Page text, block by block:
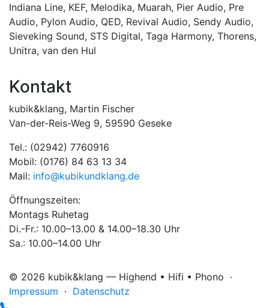
Indiana Line, KEF, Melodika, Muarah, Pier Audio, Pre
Audio, Pylon Audio, QED, Revival Audio, Sendy Audio,
Sieveking Sound, STS Digital, Taga Harmony, Thorens,
Unitra, van den Hul
Kontakt
kubik&klang, Martin Fischer
Van-der-Reis-Weg 9, 59590 Geseke
Tel.: (02942) 7760916
Mobil: (0176) 84 63 13 34
Mail: info@kubikundklang.de
Öffnungszeiten:
Montags Ruhetag
Di.-Fr.: 10.00–13.00 & 14.00–18.30 Uhr
Sa.: 10.00–14.00 Uhr
© 2026 kubik&klang — Highend • Hifi • Phono ·
Impressum · Datenschutz